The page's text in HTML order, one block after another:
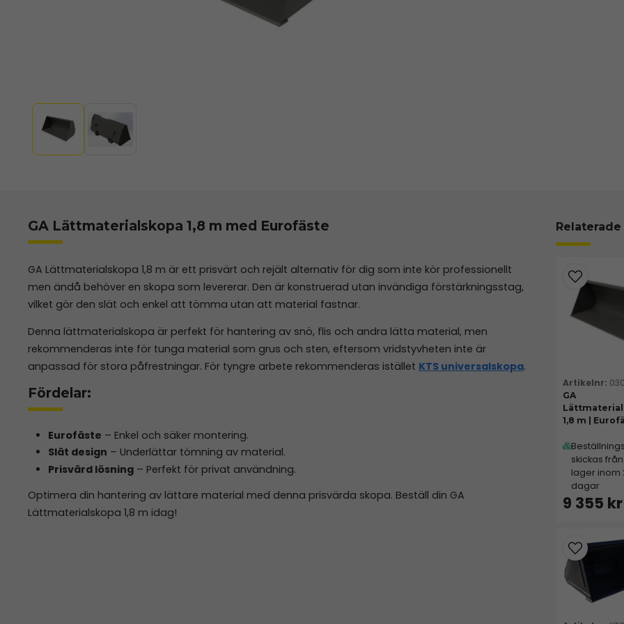
GA Lättmaterialskopa 1,8 m med Eurofäste
GA Lättmaterialskopa 1,8 m är ett prisvärt och rejält alternativ för dig som inte kör professionellt
men ändå behöver en skopa som levererar. Den är konstruerad utan invändiga förstärkningsstag,
vilket gör den slät och enkel att tömma utan att material fastnar.
Denna lättmaterialskopa är perfekt för hantering av snö, flis och andra lätta material, men
rekommenderas inte för tunga material som grus och sten, eftersom vridstyvheten inte är
anpassad för stora påfrestningar. För tyngre arbete rekommenderas istället KTS universalskopa.
Fördelar:
Eurofäste – Enkel och säker montering.
Slät design – Underlättar tömning av material.
Prisvärd lösning– Perfekt för privat användning.
Optimera din hantering av lättare material med denna prisvärda skopa. Beställ din GA
Lättmaterialskopa 1,8 m idag!
GA
1,8 m |
skickas
lager inom
dagar
9 355 kr